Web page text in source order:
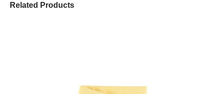
Related Products